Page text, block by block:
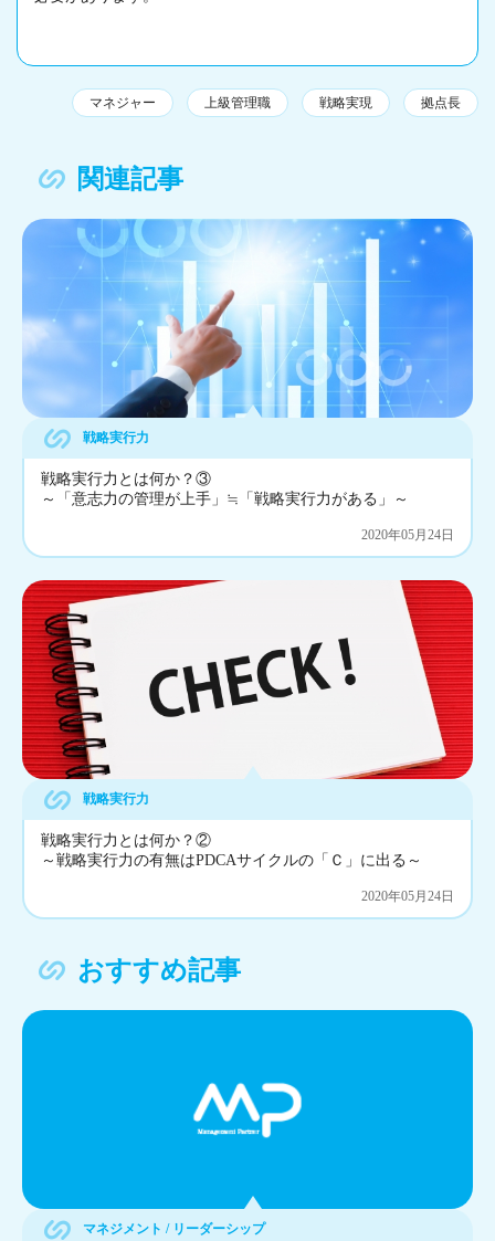
マネジャー 上級管理職 戦略実現 拠点長
関連記事
戦略実行力
戦略実行力とは何か？③
～「意志力の管理が上手」≒「戦略実行力がある」～
2020年05月24日
戦略実行力
戦略実行力とは何か？②
～戦略実行力の有無はPDCAサイクルの「Ｃ」に出る～
2020年05月24日
おすすめ記事
マネジメント / リーダーシップ